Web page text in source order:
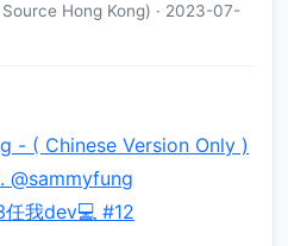
Hong Kong) · 2023-07-
- ( Chinese Version Only )
@sammyfung
我dev💻 #12